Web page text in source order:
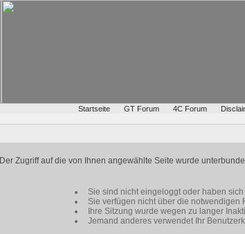
Startseite GT Forum 4C Forum
Der Zugriff auf die von Ihnen angewählte Seite wurde
Sie sind nicht eingeloggt oder haben
Sie verfügen nicht über die notwendigen
Ihre Sitzung wurde wegen zu langer
Jemand anderes verwendet Ihr